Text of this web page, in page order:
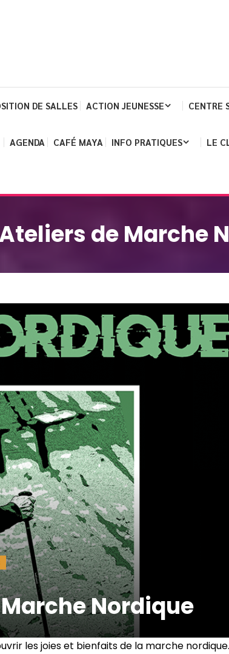
DE SALLES ACTION JEUNESSE CENTRE
AGENDA CAFÉ MAYA INFO PRATIQUES LE
de Marche
Nordique
les joies et bienfaits de la marche nordique.